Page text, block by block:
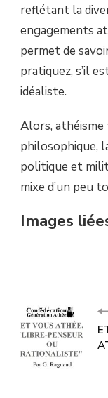
reflétant la
engagements
permet de
pratiquez, s’il
idéaliste.
Alors,
philosophique,
politique et
mixe d’un peu
Images